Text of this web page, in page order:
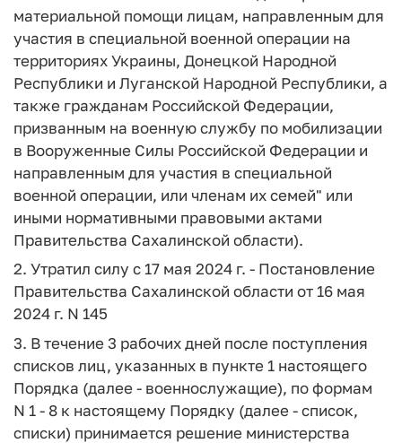
материальной помощи лицам, направленным для
участия в специальной военной операции на
территориях Украины, Донецкой Народной
Республики и Луганской Народной Республики, а
также гражданам Российской Федерации,
призванным на военную службу по мобилизации
в Вооруженные Силы Российской Федерации и
направленным для участия в специальной
военной операции, или членам их семей" или
иными нормативными правовыми актами
Правительства Сахалинской области).
2. Утратил силу с 17 мая 2024 г. - Постановление
Правительства Сахалинской области от 16 мая
2024 г. N 145
3. В течение 3 рабочих дней после поступления
списков лиц, указанных в пункте 1 настоящего
Порядка (далее - военнослужащие), по формам
N 1 - 8 к настоящему Порядку (далее - список,
списки) принимается решение министерства